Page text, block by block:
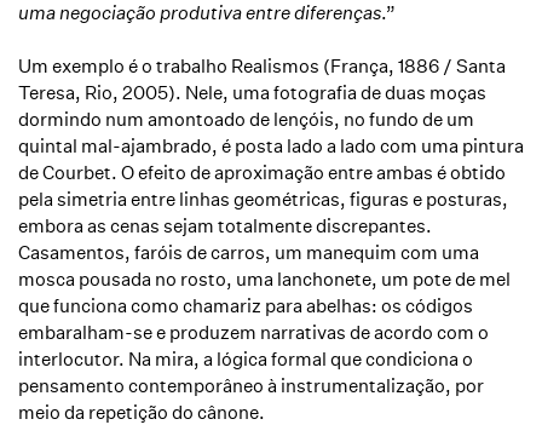
uma negociação produtiva entre diferenças.”
Um exemplo é o trabalho Realismos (França, 1886 / Santa
Teresa, Rio, 2005). Nele, uma fotografia de duas moças
dormindo num amontoado de lençóis, no fundo de um
quintal mal-ajambrado, é posta lado a lado com uma pintura
de Courbet. O efeito de aproximação entre ambas é obtido
pela simetria entre linhas geométricas, figuras e posturas,
embora as cenas sejam totalmente discrepantes.
Casamentos, faróis de carros, um manequim com uma
mosca pousada no rosto, uma lanchonete, um pote de mel
que funciona como chamariz para abelhas: os códigos
embaralham-se e produzem narrativas de acordo com o
interlocutor. Na mira, a lógica formal que condiciona o
pensamento contemporâneo à instrumentalização, por
meio da repetição do cânone.